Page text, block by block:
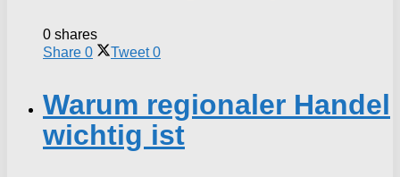
0 shares
Share 0 Tweet 0
Warum regionaler Handel
wichtig ist